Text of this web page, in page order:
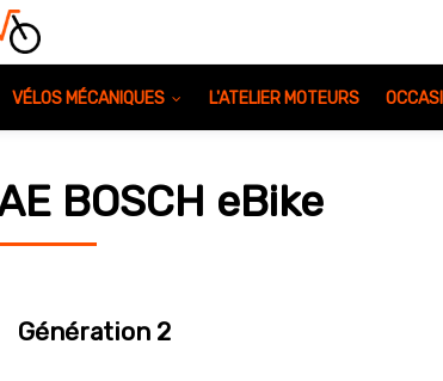
VÉLOS MÉCANIQUES L'ATELIER MOTEURS
BOSCH eBike
Génération 2